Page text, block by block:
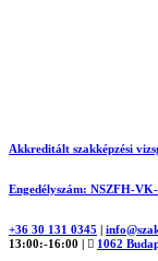
Akkreditált szakképzési
Engedélyszám: NSZFH-
+36 30 131 0345
13:00:-16:00
1062